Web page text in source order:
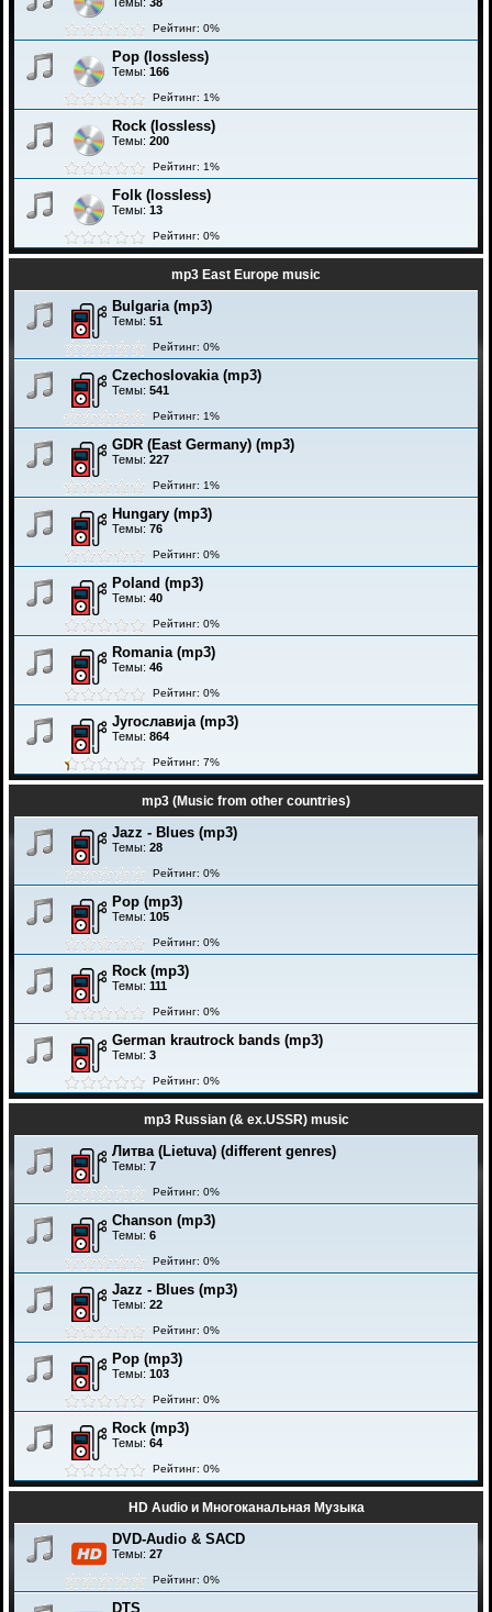
Рейтинг: 0%
Pop (lossless)
Темы: 166
Рейтинг: 1%
Rock (lossless)
Темы: 200
Рейтинг: 1%
Folk (lossless)
Темы: 13
Рейтинг: 0%
mp3 East Europe music
Bulgaria (mp3)
Темы: 51
Рейтинг: 0%
Czechoslovakia (mp3)
Темы: 541
Рейтинг: 1%
GDR (East Germany) (mp3)
Темы: 227
Рейтинг: 1%
Hungary (mp3)
Темы: 76
Рейтинг: 0%
Poland (mp3)
Темы: 40
Рейтинг: 0%
Romania (mp3)
Темы: 46
Рейтинг: 0%
Југославија (mp3)
Темы: 864
Рейтинг: 7%
mp3 (Music from other countries)
Jazz - Blues (mp3)
Темы: 28
Рейтинг: 0%
Pop (mp3)
Темы: 105
Рейтинг: 0%
Rock (mp3)
Темы: 111
Рейтинг: 0%
German krautrock bands (mp3)
Темы: 3
Рейтинг: 0%
mp3 Russian (& ex.USSR) music
Литва (Lietuva) (different genres)
Темы: 7
Рейтинг: 0%
Chanson (mp3)
Темы: 6
Рейтинг: 0%
Jazz - Blues (mp3)
Темы: 22
Рейтинг: 0%
Pop (mp3)
Темы: 103
Рейтинг: 0%
Rock (mp3)
Темы: 64
Рейтинг: 0%
HD Audio и Многоканальная Музыка
DVD-Audio & SACD
Темы: 27
Рейтинг: 0%
DTS